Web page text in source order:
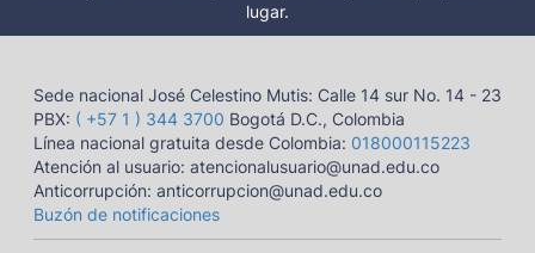
lugar.
Sede nacional José Celestino Mutis: Calle 14 sur No. 14 - 23
PBX: ( +57 1 ) 344 3700 Bogotá D.C., Colombia
Línea nacional gratuita desde Colombia: 018000115223
Atención al usuario: atencionalusuario@unad.edu.co
Anticorrupción: anticorrupcion@unad.edu.co
Buzón de notificaciones